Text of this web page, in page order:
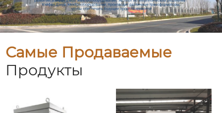
Самые Продаваемые
Продукты